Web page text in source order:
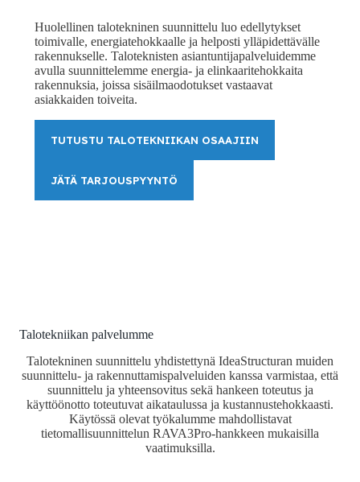
Huolellinen talotekninen suunnittelu luo edellytykset
toimivalle, energiatehokkaalle ja helposti ylläpidettävälle
rakennukselle. Taloteknisten asiantuntijapalveluidemme
avulla suunnittelemme energia- ja elinkaaritehokkaita
rakennuksia, joissa sisäilmaodotukset vastaavat
asiakkaiden toiveita.
TUTUSTU TALOTEKNIIKAN OSAAJIIN
JÄTÄ TARJOUSPYYNTÖ
Talotekniikan palvelumme
Talotekninen suunnittelu yhdistettynä IdeaStructuran muiden
suunnittelu- ja rakennuttamispalveluiden kanssa varmistaa, että
suunnittelu ja yhteensovitus sekä hankeen toteutus ja
käyttöönotto toteutuvat aikataulussa ja kustannustehokkaasti.
Käytössä olevat työkalumme mahdollistavat
tietomallisuunnittelun RAVA3Pro-hankkeen mukaisilla
vaatimuksilla.